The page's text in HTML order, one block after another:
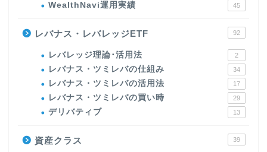
WealthNavi運用実績 45
レバナス・レバレッジETF 92
レバレッジ理論･活用法 2
レバナス・ツミレバの仕組み 34
レバナス・ツミレバの活用法 17
レバナス・ツミレバの買い時 29
デリバティブ 13
資産クラス 39